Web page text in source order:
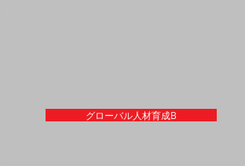
グローバル人材育成B